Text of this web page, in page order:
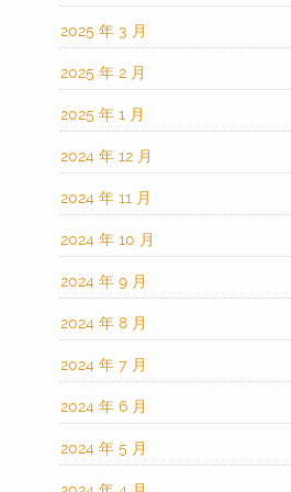
2025 年 3 月
2025 年 2 月
2025 年 1 月
2024 年 12 月
2024 年 11 月
2024 年 10 月
2024 年 9 月
2024 年 8 月
2024 年 7 月
2024 年 6 月
2024 年 5 月